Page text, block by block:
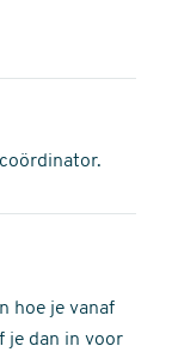
hoe je vanaf
je dan in voor